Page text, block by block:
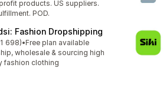
products. US suppliers.
POD.
Fashion Dropshipping
hvězd
698)
počet recenzí: 1698
•Free plan available
wholesale & sourcing high
fashion clothing